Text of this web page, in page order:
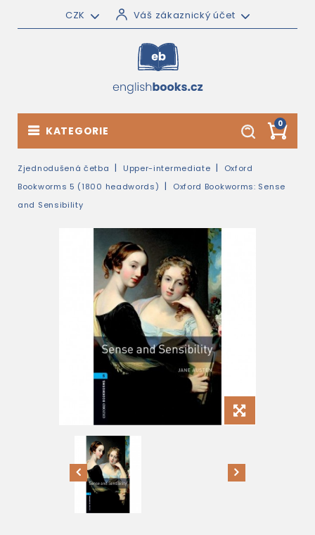
CZK Váš zákaznický účet
0
KATEGORIE
Zjednodušená četba Upper-intermediate
Oxford
Bookworms 5 (1800 headwords)
Oxford Bookworms: Sense
and Sensibility